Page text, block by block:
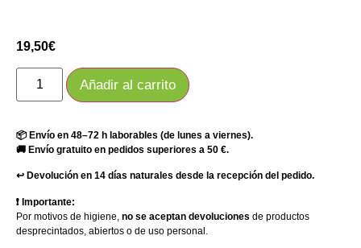
19,50€
Añadir al carrito
📦 Envío en 48–72 h laborables (de lunes a viernes).
🚚 Envío gratuito en pedidos superiores a 50 €.
↩️ Devolución en 14 días naturales desde la recepción del pedido.
❗ Importante:
Por motivos de higiene, no se aceptan devoluciones de productos
desprecintados, abiertos o de uso personal.